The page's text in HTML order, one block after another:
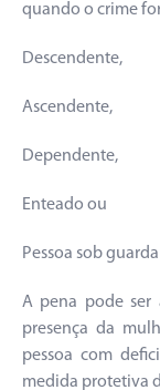
quando o crime
Descendente,
Ascendente,
Dependente,
Enteado ou
Pessoa sob
A pena pode ser
presença da
pessoa com
medida protetiva